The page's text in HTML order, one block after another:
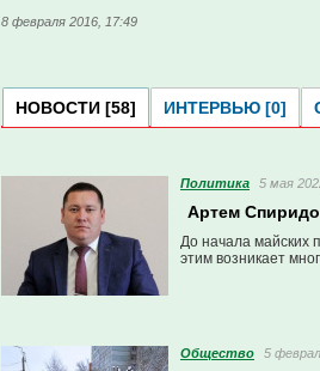
8 февраля 2016, 17:49
НОВОСТИ [58] ИНТЕРВЬЮ [0]
Политика 5 мая
Артем
До начала майских
этим возникает
Общество 5